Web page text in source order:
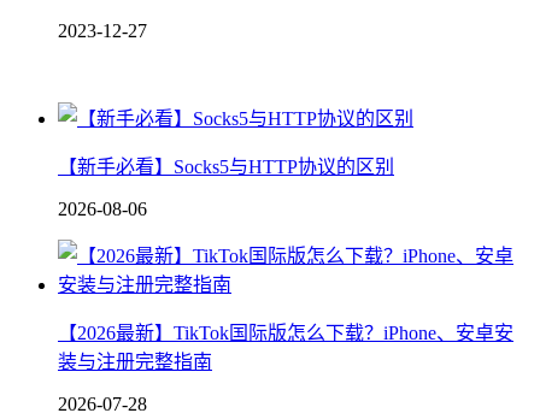
2023-12-27
【新手必看】Socks5与HTTP协议的区别
2026-08-06
【2026最新】TikTok国际版怎么下载？iPhone、安卓安
装与注册完整指南
2026-07-28